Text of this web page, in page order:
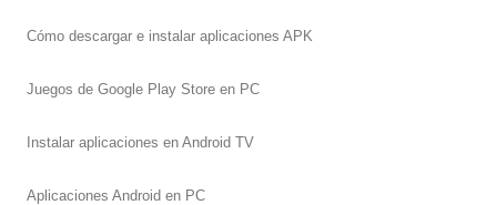
Cómo descargar e instalar aplicaciones APK
Juegos de Google Play Store en PC
Instalar aplicaciones en Android TV
Aplicaciones Android en PC